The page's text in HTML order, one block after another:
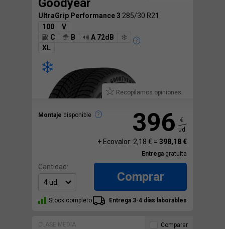
Goodyear
UltraGrip Performance 3 285/30 R21
100
V
C
B
A 72dB
XL
Recopilamos opiniones.
Montaje disponible 396
€
ud.
+ Ecovalor: 2,18 € = 398,18 €
Entrega gratuita
Cantidad:
Comprar
Stock completo Entrega 3-4 días laborables
CLASE MEDIA Comparar